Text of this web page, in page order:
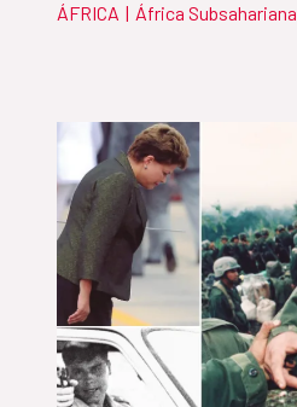
ÁFRICA | África Subsahariana